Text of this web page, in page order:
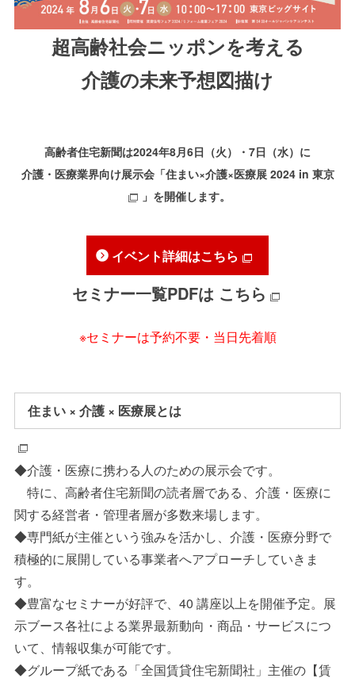
超高齢社会ニッポンを考える
介護の未来予想図描け
高齢者住宅新聞は2024年8月6日（火）・7日（水） に
介護・医療業界向け展示会「住まい×介護×医療展 2024 in 東京
」を開催します。
イベント詳細はこちら
セミナー一覧PDFは こちら
※セミナーは予約不要・当日先着順
住まい × 介護 × 医療展とは
◆介護・医療に携わる人のための展示会です。
特に、高齢者住宅新聞の読者層である、介護・医療に
関する経営者・管理者層が多数来場します。
◆専門紙が主催という強みを活かし、介護・医療分野で
積極的に展開している事業者へアプローチしていきま
す。
◆豊富なセミナーが好評で、40 講座以上を開催予定。展
示ブース各社による業界最新動向・商品・サービスにつ
いて、情報収集が可能です。
◆グループ紙である「全国賃貸住宅新聞社」主催の【賃